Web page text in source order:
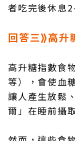
者吃完後休息
回答三⟫高升
高升糖指數食
等），會使血
讓人產生放鬆
爾」在睡前攝